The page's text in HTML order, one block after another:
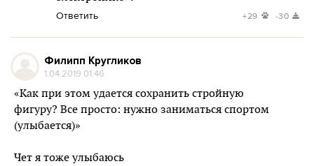
Ответить +29 -30
Филипп Кругликов
1.04.2019 01:46
«Как при этом удается сохранить стройную
фигуру? Все просто: нужно заниматься спортом
(улыбается)»
Чет я тоже улыбаюсь